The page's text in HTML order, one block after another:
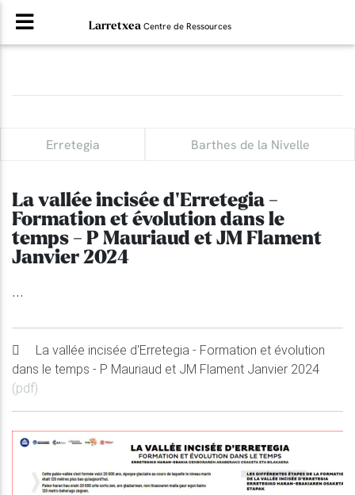
Larretxea Centre de Ressources
Erretegia Barthes de la Nivelle
La vallée incisée d'Erretegia -
Formation et évolution dans le
temps - P Mauriaud et JM Flament
Janvier 2024
...
La vallée incisée d'Erretegia - Formation et évolution
dans le temps - P Mauriaud et JM Flament Janvier 2024
(pdf)